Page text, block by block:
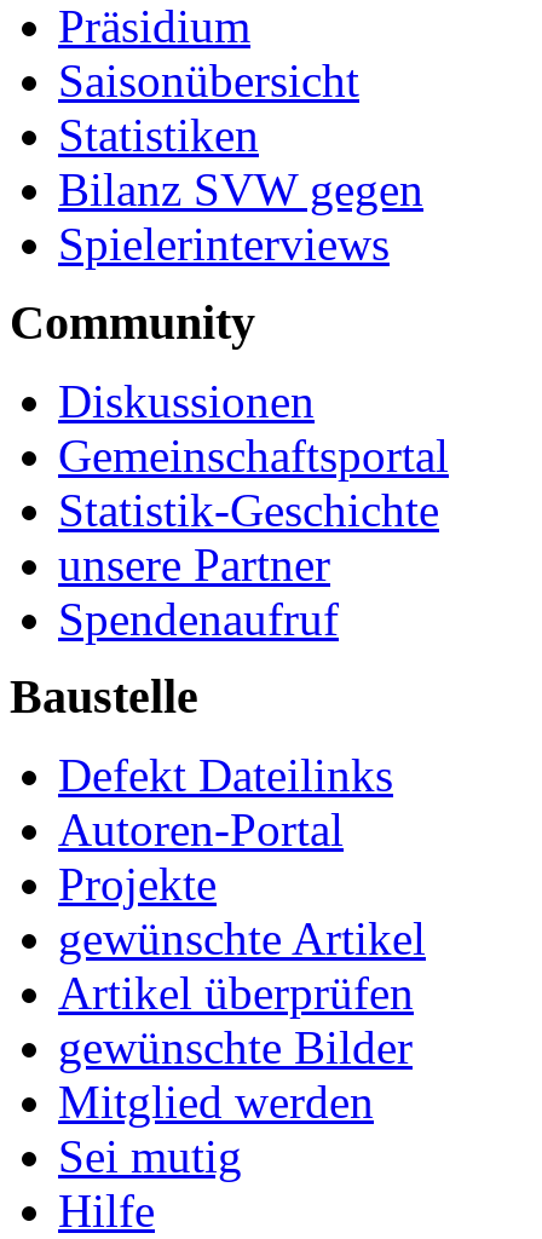
Präsidium
Saisonübersicht
Statistiken
Bilanz SVW gegen
Spielerinterviews
Community
Diskussionen
Gemeinschaftsportal
Statistik-Geschichte
unsere Partner
Spendenaufruf
Baustelle
Defekt Dateilinks
Autoren-Portal
Projekte
gewünschte Artikel
Artikel überprüfen
gewünschte Bilder
Mitglied werden
Sei mutig
Hilfe